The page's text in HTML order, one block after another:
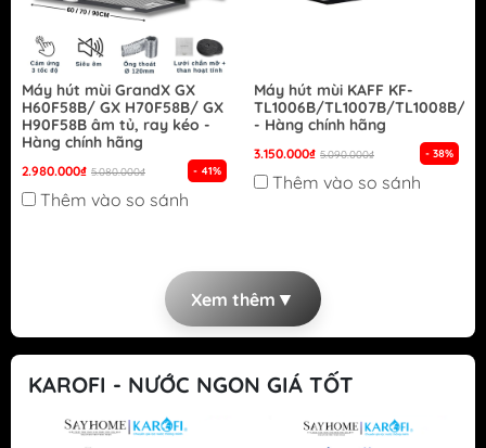
Máy hút mùi GrandX GX
H60F58B/ GX H70F58B/ GX
H90F58B âm tủ, ray kéo -
Hàng chính hãng
2.980.000₫ 5.080.000₫ - 41%
Thêm vào so sánh
Máy hút mùi KAFF KF-
TL1006B/TL1007B/TL1008B/
- Hàng chính hãng
3.150.000₫ 5.090.000₫ - 38%
Thêm vào so sánh
Xem thêm ▼
KAROFI - NƯỚC NGON GIÁ TỐT